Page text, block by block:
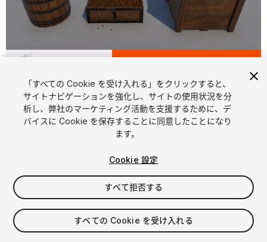
FREE
20viewsin the past week
「すべての Cookie を受け入れる」をクリックすると、
サイトナビゲーションを強化し、サイトの使用状況を分
析し、弊社のマーケティング活動を支援するために、デ
バイスに Cookie を保存することに同意したことになり
ます。
Cookie 設定
すべて拒否する
すべての Cookie を受け入れる